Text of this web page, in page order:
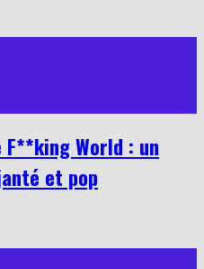
F**king World : un
et pop